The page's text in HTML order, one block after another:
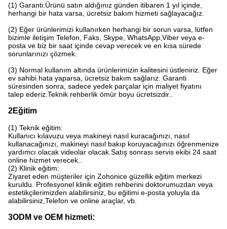
(1) Garanti:Ürünü satın aldığınız günden itibaren 1 yıl içinde,
herhangi bir hata varsa, ücretsiz bakım hizmeti sağlayacağız.
(2) Eğer ürünlerimizi kullanırken herhangi bir sorun varsa, lütfen
bizimle iletişim Telefon, Faks, Skype, WhatsApp,Viber veya e-
posta ve biz bir saat içinde cevap verecek ve en kısa sürede
sorunlarınızı çözmek.
(3) Normal kullanım altında ürünlerimizin kalitesini üstleniriz. Eğer
ev sahibi hata yaparsa, ücretsiz bakım sağlarız. Garanti
süresinden sonra, sadece yedek parçalar için maliyet fiyatını
talep ederiz.Teknik rehberlik ömür boyu ücretsizdir..
2Eğitim
(1) Teknik eğitim:
Kullanıcı kılavuzu veya makineyi nasıl kuracağınızı, nasıl
kullanacağınızı, makineyi nasıl bakıp koruyacağınızı öğrenmenize
yardımcı olacak videolar olacak.Satış sonrası servis ekibi 24 saat
online hizmet verecek..
(2) Klinik eğitim:
Ziyaret eden müşteriler için Zohonice güzellik eğitim merkezi
kuruldu. Profesyonel klinik eğitim rehberini doktorumuzdan veya
estetikçilerimizden alabilirsiniz, bu eğitimi e-posta yoluyla da
alabilirsiniz,Telefon ve online araçlar, vb.
3ODM ve OEM hizmeti: